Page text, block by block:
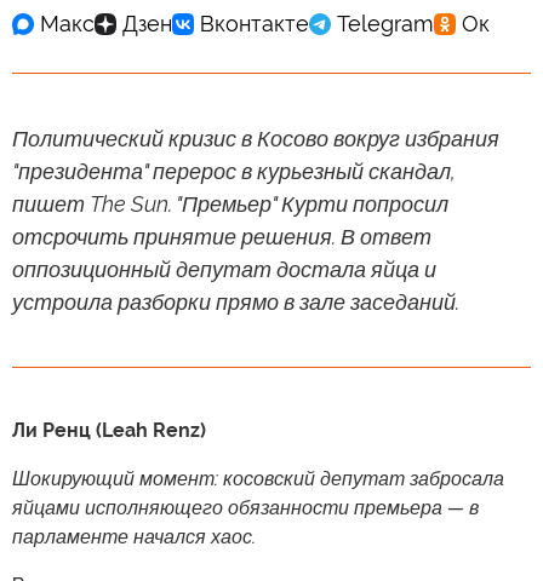
Политический кризис в Косово вокруг избрания
"президента" перерос в курьезный скандал,
пишет The Sun. "Премьер" Курти попросил
отсрочить принятие решения. В ответ
оппозиционный депутат достала яйца и
устроила разборки прямо в зале заседаний.
Ли Ренц (Leah Renz)
Шокирующий момент: косовский депутат забросала
яйцами исполняющего обязанности премьера — в
парламенте начался хаос.